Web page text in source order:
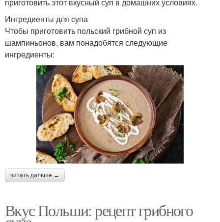
Ингредиенты для супа
Чтобы приготовить польский грибной суп из
шампиньонов, вам понадобятся следующие
ингредиенты:
читать дальше →
Вкус Польши: рецепт грибного